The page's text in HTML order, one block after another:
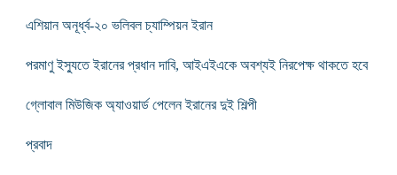
এশিয়ান অনূর্ধ্ব-২০ ভলিবল চ্যাম্পিয়ন ইরান
পরমাণু ইস্যুতে ইরানের প্রধান দাবি, আইএইএকে অবশ্যই নিরপেক্ষ থাকতে হবে
গ্লোবাল মিউজিক অ্যাওয়ার্ড পেলেন ইরানের দুই শিল্পী
প্রবাদ